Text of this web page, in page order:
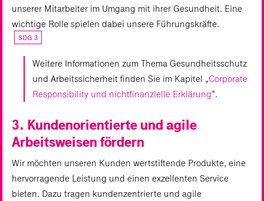
unserer Mitarbeiter im Umgang mit ihrer Gesundheit. Eine
wichtige Rolle spielen dabei unsere Führungskräfte.
SDG 3
Weitere Informationen zum Thema Gesundheitsschutz
und Arbeitssicherheit finden Sie im Kapitel „Corporate
Responsibility und nichtfinanzielle Erklärung“.
3. Kundenorientierte und agile
Arbeitsweisen fördern
Wir möchten unseren Kunden wertstiftende Produkte, eine
hervorragende Leistung und einen exzellenten Service
bieten. Dazu tragen kundenzentrierte und agile